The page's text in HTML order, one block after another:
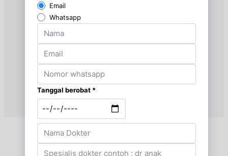
Kamis, 03/09/2026
Jam 14:00 - 16:00
Kamis, 03/09/2026
Jam 16:00 - 18:00